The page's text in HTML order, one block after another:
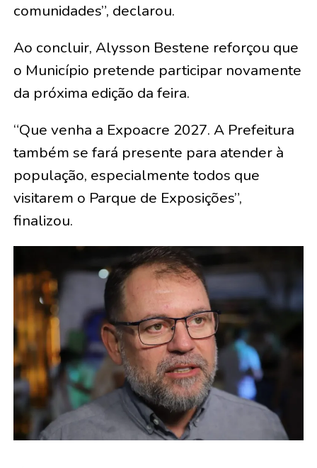
comunidades”, declarou.
Ao concluir, Alysson Bestene reforçou que
o Município pretende participar novamente
da próxima edição da feira.
“Que venha a Expoacre 2027. A Prefeitura
também se fará presente para atender à
população, especialmente todos que
visitarem o Parque de Exposições”,
finalizou.